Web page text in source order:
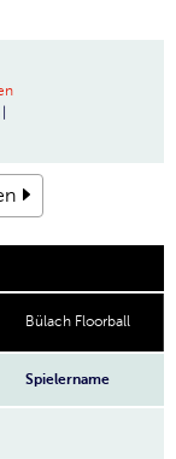
Bülach Floorball
Spielername